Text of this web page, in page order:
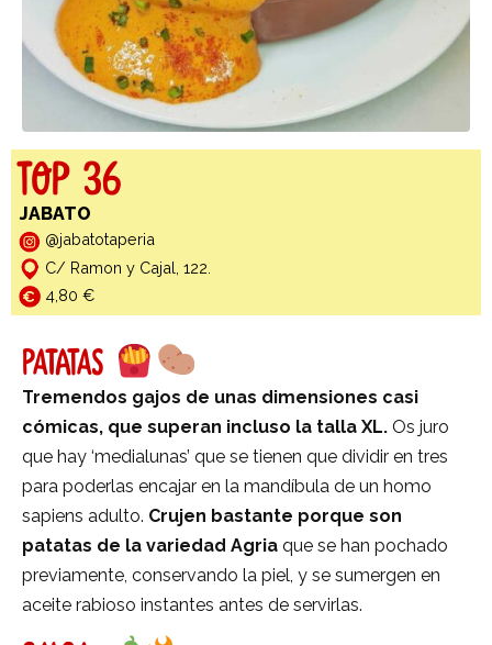
TOP 36
JABATO
@jabatotaperia
C/ Ramon y Cajal, 122.
4,80 €
PATATAS
Tremendos gajos de unas dimensiones casi
cómicas, que superan incluso la talla XL. Os juro
que hay ‘medialunas’ que se tienen que dividir en tres
para poderlas encajar en la mandíbula de un homo
sapiens adulto. Crujen bastante porque son
patatas de la variedad Agria que se han pochado
previamente, conservando la piel, y se sumergen en
aceite rabioso instantes antes de servirlas.